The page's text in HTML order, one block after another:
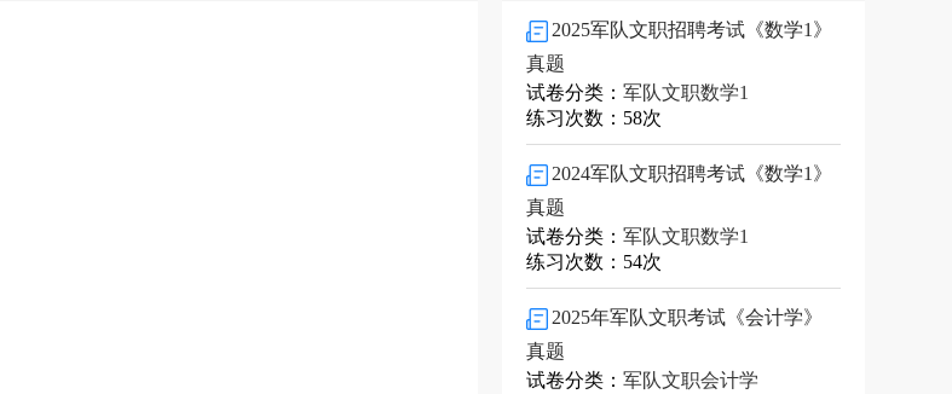
2025军队文职招聘考试《数学1》
真题
试卷分类： 军队文职数学1
练习次数：58次
2024军队文职招聘考试《数学1》
真题
试卷分类： 军队文职数学1
练习次数：54次
2025年军队文职考试《会计学》
真题
试卷分类： 军队文职会计学